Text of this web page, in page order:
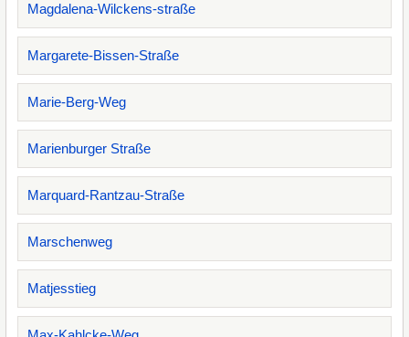
Magdalena-Wilckens-straße
Margarete-Bissen-Straße
Marie-Berg-Weg
Marienburger Straße
Marquard-Rantzau-Straße
Marschenweg
Matjesstieg